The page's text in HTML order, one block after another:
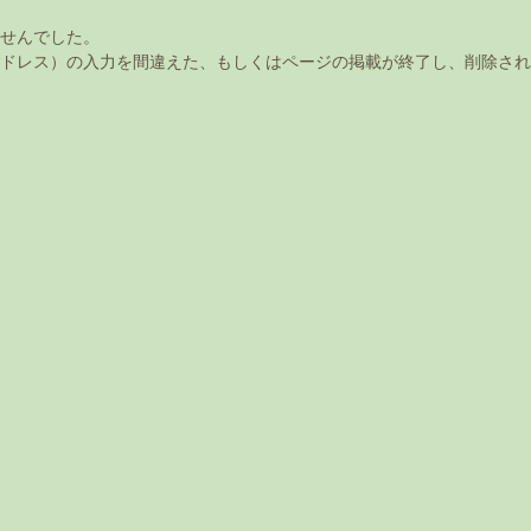
んでした。
ス）の入力を間違えた、もしくはページの掲載が終了し、削除され